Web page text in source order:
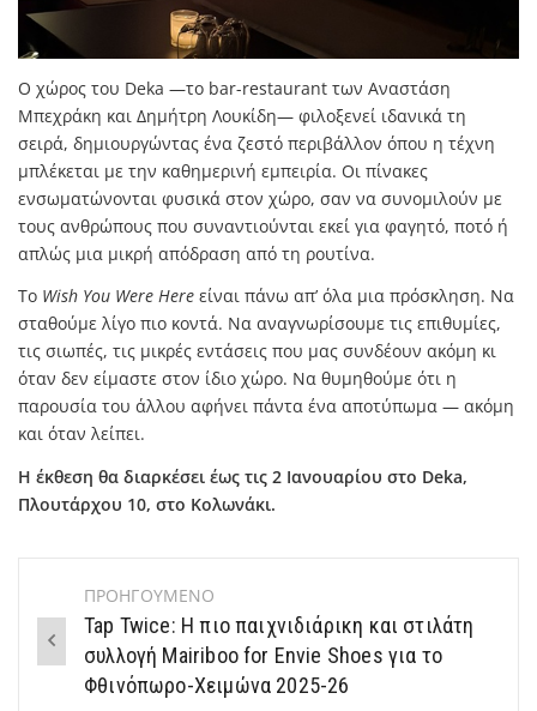
Ο χώρος του Deka —το bar-restaurant των Αναστάση
Μπεχράκη και Δημήτρη Λουκίδη— φιλοξενεί ιδανικά τη
σειρά, δημιουργώντας ένα ζεστό περιβάλλον όπου η τέχνη
μπλέκεται με την καθημερινή εμπειρία. Οι πίνακες
ενσωματώνονται φυσικά στον χώρο, σαν να συνομιλούν με
τους ανθρώπους που συναντιούνται εκεί για φαγητό, ποτό ή
απλώς μια μικρή απόδραση από τη ρουτίνα.
Το Wish You Were Here είναι πάνω απ’ όλα μια πρόσκληση. Να
σταθούμε λίγο πιο κοντά. Να αναγνωρίσουμε τις επιθυμίες,
τις σιωπές, τις μικρές εντάσεις που μας συνδέουν ακόμη κι
όταν δεν είμαστε στον ίδιο χώρο. Να θυμηθούμε ότι η
παρουσία του άλλου αφήνει πάντα ένα αποτύπωμα — ακόμη
και όταν λείπει.
Η έκθεση θα διαρκέσει έως τις 2 Ιανουαρίου στο Deka,
Πλουτάρχου 10, στο Κολωνάκι.
Post
navigation
ΠΡΟΗΓΟΥΜΕΝΟ
Tap Twice: Η πιο παιχνιδιάρικη και στιλάτη
συλλογή Mairiboo for Envie Shoes για το
Φθινόπωρο-Χειμώνα 2025-26